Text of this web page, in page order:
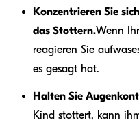
Konzentrieren Sie
das Stottern.Wenn
reagieren Sie aufwas
es gesagt hat.
Halten Sie
Kind stottert, kann